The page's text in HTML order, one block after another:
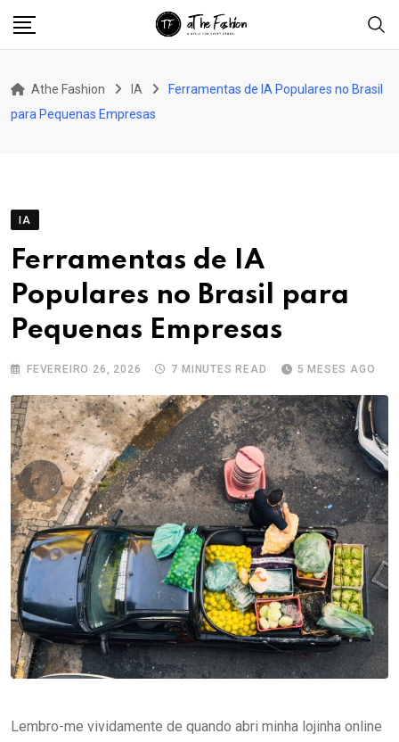
Athe Fashion IA
Ferramentas de IA Populares no Brasil
para Pequenas Empresas
IA
Ferramentas de IA
Populares no Brasil para
Pequenas Empresas
FEVEREIRO 26, 2026 7 MINUTES READ 5 MESES AGO
Lembro-me vividamente de quando abri minha lojinha online